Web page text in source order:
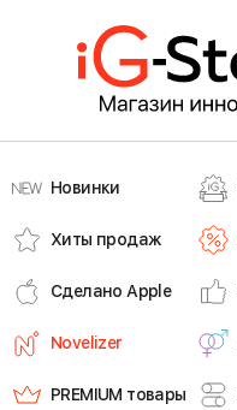
Новинки
Хиты продаж
Сделано Apple
Novelizer
PREMIUM товары